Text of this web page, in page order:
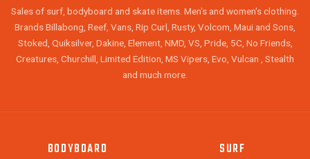
Sales of surf, bodyboard and skate items. Men's and women's clothing.
Brands Billabong, Reef, Vans, Rip Curl, Rusty, Volcom, Maui and Sons,
Stoked, Quiksilver, Dakine, Element, NMD, VS, Pride, 5C, No Friends,
Creatures, Churchill, Limited Edition, MS Vipers, Evo, Vulcan , Stealth
and much more.
BODYBOARD SURF